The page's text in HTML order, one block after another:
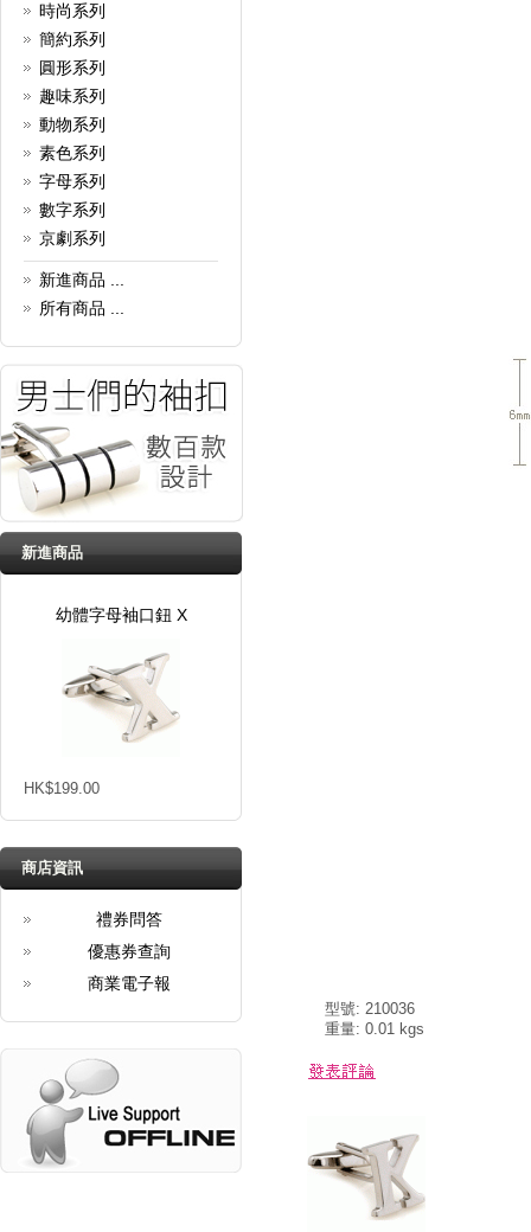
所有袖口鈕一律7折
詳細
袖口鈕，你知多少？
袖口鈕歷史!
時尚系列
簡約系列
圓形系列
趣味系列
動物系列
素色系列
字母系列
數字系列
京劇系列
新進商品 ...
所有商品 ...
新進商品
幼體字母袖口鈕 X
HK$199.00
商店資訊
禮券問答
優惠券查詢
商業電子報
型號: 210036
重量: 0.01 kgs